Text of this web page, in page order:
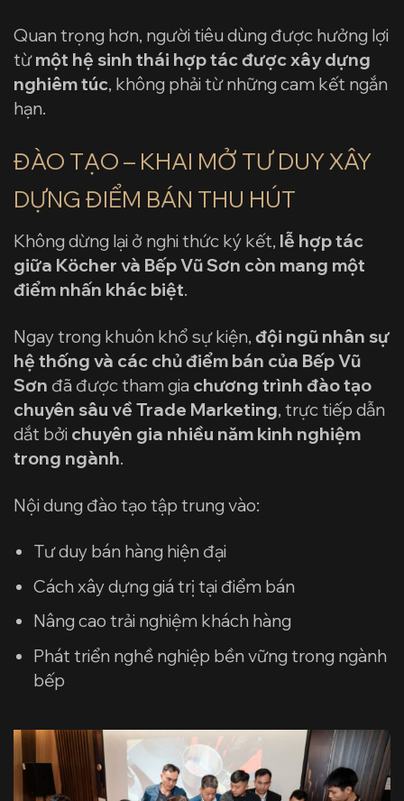
Quan trọng hơn, người tiêu dùng được hưởng lợi
từmột hệ sinh thái hợp tác được xây dựng
nghiêm túc, không phải từ những cam kết ngắn
hạn.
ĐÀO TẠO – KHAI MỞ TƯ DUY XÂY
DỰNG ĐIỂM BÁN THU HÚT
Không dừng lại ở nghi thức ký kết, lễ hợp tác
giữa Köcher và Bếp Vũ Sơn còn mang một
điểm nhấn khác biệt.
Ngay trong khuôn khổ sự kiện, đội ngũ nhân sự
hệ thống và các chủ điểm bán của Bếp Vũ
Sơn đã được tham gia chương trình đào tạo
chuyên sâu về Trade Marketing, trực tiếp dẫn
dắt bởi chuyên gia nhiều năm kinh nghiệm
trong ngành.
Nội dung đào tạo tập trung vào:
Tư duy bán hàng hiện đại
Cách xây dựng giá trị tại điểm bán
Nâng cao trải nghiệm khách hàng
Phát triển nghề nghiệp bền vững trong ngành
bếp